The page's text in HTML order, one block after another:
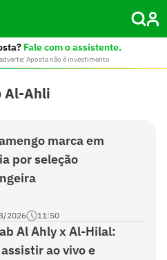
Fale com o assistente.
Aposta não é investimento
Al-Ahli
marca em
por seleção
2026 11:50
Al Ahly x Al-Hilal:
ao vivo e